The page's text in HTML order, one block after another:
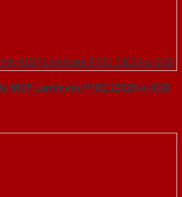
MDF Laminate P1R2 23029-a-SGD